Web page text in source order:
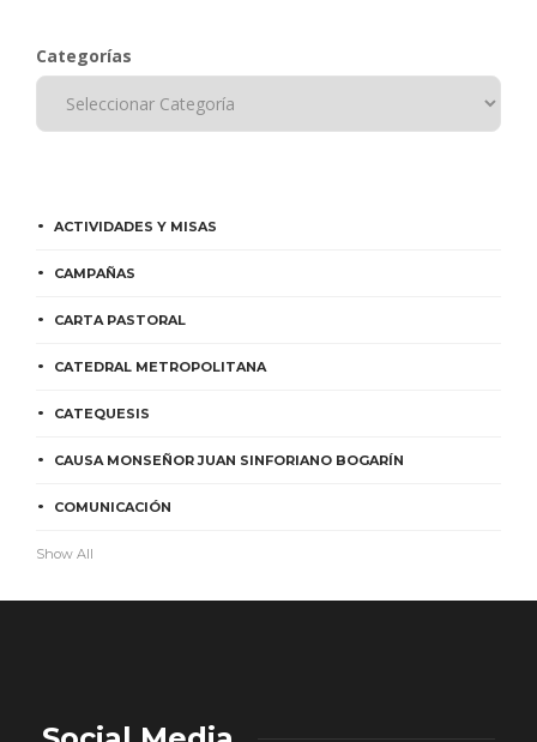
Categorías
ACTIVIDADES Y MISAS
CAMPAÑAS
CARTA PASTORAL
CATEDRAL METROPOLITANA
CATEQUESIS
CAUSA MONSEÑOR JUAN SINFORIANO BOGARÍN
COMUNICACIÓN
Show All